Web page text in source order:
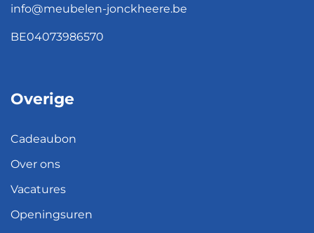
info@meubelen-jonckheere.be
BE04073986570
Overige
Cadeaubon
Over ons
Vacatures
Openingsuren